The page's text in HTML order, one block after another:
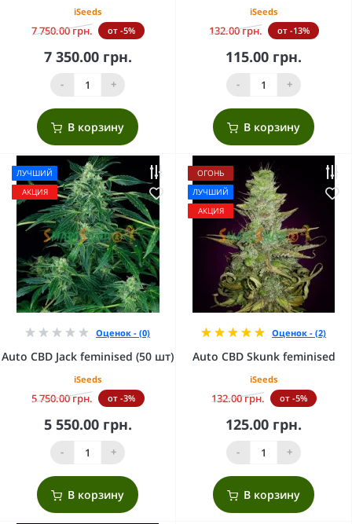
iSeeds
7 750.00 грн. от -5%
7 350.00 грн.
- +
В корзину
iSeeds
132.00 грн. от -13%
115.00 грн.
- +
В корзину
ЛУЧШИЙ
АКЦИЯ
Оценок - (0)
Auto CBD Jack feminised (50 шт)
iSeeds
5 750.00 грн. от -3%
5 550.00 грн.
- +
В корзину
ОГОНЬ
ЛУЧШИЙ
АКЦИЯ
Оценок - (2)
Auto CBD Skunk feminised
iSeeds
132.00 грн. от -5%
125.00 грн.
- +
В корзину